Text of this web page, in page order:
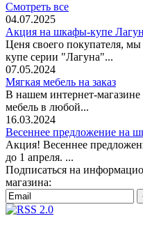
Смотреть все
04.07.2025
Акция на шкафы-купе
Ценя своего покупателя,
купе серии "Лагуна"...
07.05.2024
Мягкая мебель на заказ
В нашем интернет-
мебель в любой...
16.03.2024
Весеннее предложение на
Акция! Весеннее
до 1 апреля. ...
Подписаться на
магазина: